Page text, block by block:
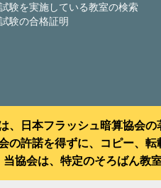
験を実施している教室の検索
験の合格証明
、日本フラッシュ暗算協会
の許諾を得ずに、コピー、
当協会は、特定のそろばん教